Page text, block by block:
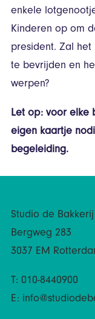
enkele
Kinderen op om
president. Zal
te bevrijden en
werpen?
Let op: voor elke
eigen kaartje
begeleiding.
Studio de Bakkerij
Bergweg 283
3037 EM
T: 010-8440900
E: